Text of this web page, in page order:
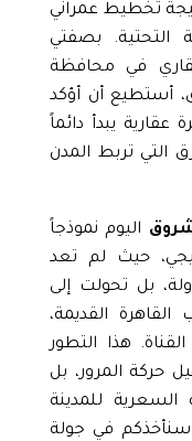
تخطيط عمراني
بصفتي
في محافظة
أن أؤكد
يبدأ دائماً
تربط المدن
اليوم نموذجاً
حيث لم تعد
بل تحولت إلى
القديمة،
هذا التطور
المرور، بل
للمدينة
في جولة